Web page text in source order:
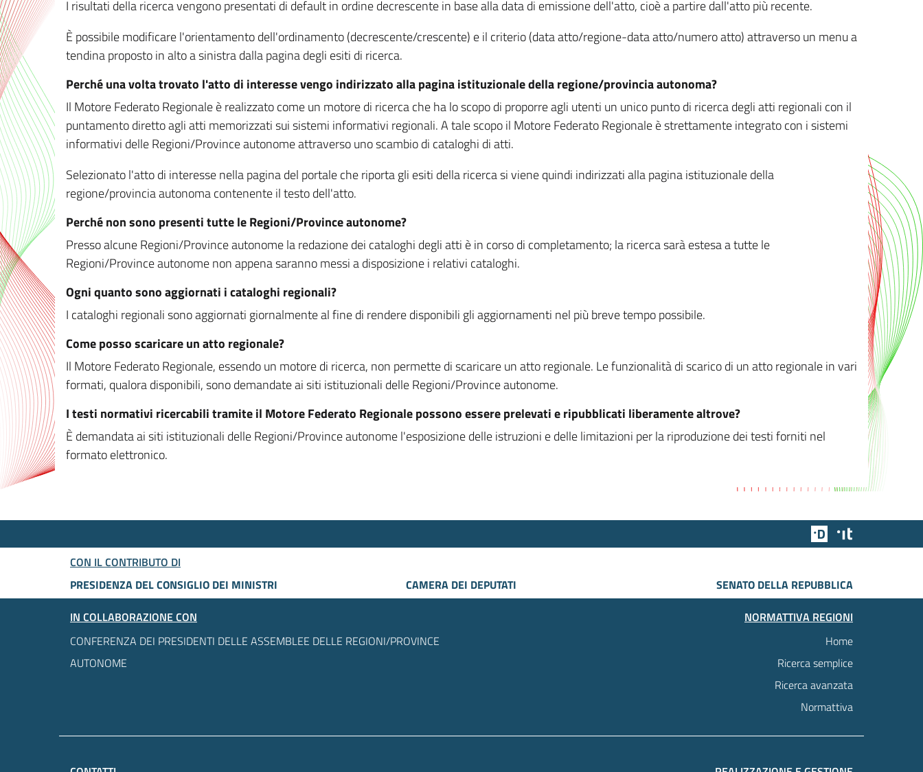
I risultati della ricerca vengono presentati di default in ordine decrescente in base alla data di emissione dell'atto, cioè a partire dall'atto più recente.
È possibile modificare l'orientamento dell'ordinamento (decrescente/crescente) e il criterio (data atto/regione-data atto/numero atto) attraverso un menu a
tendina proposto in alto a sinistra dalla pagina degli esiti di ricerca.
Perché una volta trovato l'atto di interesse vengo indirizzato alla pagina istituzionale della regione/provincia autonoma?
Il Motore Federato Regionale è realizzato come un motore di ricerca che ha lo scopo di proporre agli utenti un unico punto di ricerca degli atti regionali con il
puntamento diretto agli atti memorizzati sui sistemi informativi regionali. A tale scopo il Motore Federato Regionale è strettamente integrato con i sistemi
informativi delle Regioni/Province autonome attraverso uno scambio di cataloghi di atti.
Selezionato l'atto di interesse nella pagina del portale che riporta gli esiti della ricerca si viene quindi indirizzati alla pagina istituzionale della
regione/provincia autonoma contenente il testo dell'atto.
Perché non sono presenti tutte le Regioni/Province autonome?
Presso alcune Regioni/Province autonome la redazione dei cataloghi degli atti è in corso di completamento; la ricerca sarà estesa a tutte le
Regioni/Province autonome non appena saranno messi a disposizione i relativi cataloghi.
Ogni quanto sono aggiornati i cataloghi regionali?
I cataloghi regionali sono aggiornati giornalmente al fine di rendere disponibili gli aggiornamenti nel più breve tempo possibile.
Come posso scaricare un atto regionale?
Il Motore Federato Regionale, essendo un motore di ricerca, non permette di scaricare un atto regionale. Le funzionalità di scarico di un atto regionale in vari
formati, qualora disponibili, sono demandate ai siti istituzionali delle Regioni/Province autonome.
I testi normativi ricercabili tramite il Motore Federato Regionale possono essere prelevati e ripubblicati liberamente altrove?
È demandata ai siti istituzionali delle Regioni/Province autonome l'esposizione delle istruzioni e delle limitazioni per la riproduzione dei testi forniti nel
formato elettronico.
Team Digitale
CON IL CONTRIBUTO DI
PRESIDENZA DEL CONSIGLIO DEI MINISTRI
CAMERA DEI DEPUTATI
SENATO DELLA REPUBBLICA
IN COLLABORAZIONE CON
CONFERENZA DEI PRESIDENTI DELLE ASSEMBLEE DELLE REGIONI/PROVINCE
AUTONOME
NORMATTIVA REGIONI
Home
Ricerca semplice
Ricerca avanzata
Normattiva